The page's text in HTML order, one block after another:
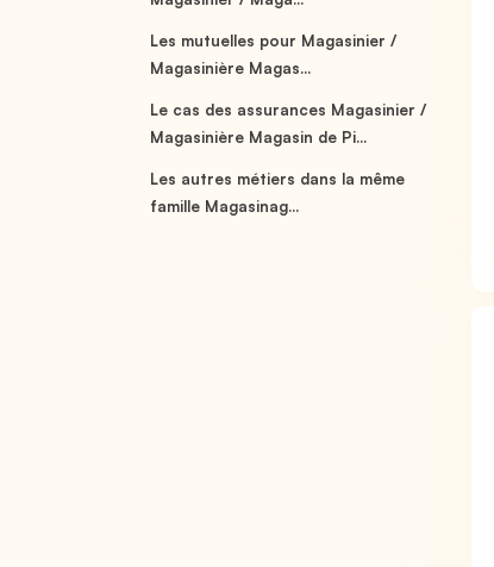
Les mutuelles pour Magasinier /
Magasinière Magas...
Le cas des assurances Magasinier /
Magasinière Magasin de Pi...
Les autres métiers dans la même
famille Magasinag...